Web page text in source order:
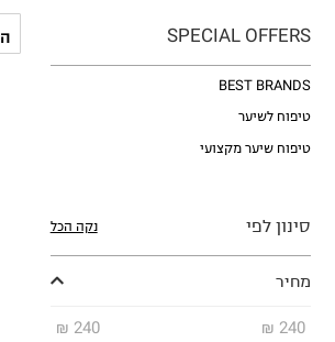
SPECIAL OFFERS
BEST BRANDS
טיפוח לשיער
טיפוח שיער מקצועי
סינון לפי נקה הכל
מחיר
240
₪ 240
₪